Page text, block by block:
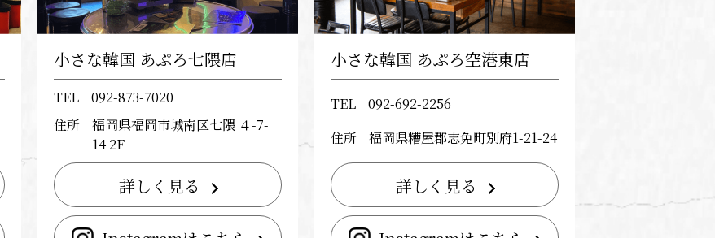
小さな韓国 あぷろ七隈店
TEL
092-873-7020
住所
福岡県福岡市城南区七隈 ４-7-
14 2F
詳しく見る
小さな韓国 あぷろ空港東店
TEL
092-692-2256
住所
福岡県糟屋郡志免町別府1-21-24
詳しく見る